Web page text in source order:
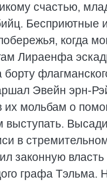
счастью,
Бесприютные
когда
Лираенфа
Эвейн эрн-
их мольбам о
выступать.
в
законную
графа Тэльма.